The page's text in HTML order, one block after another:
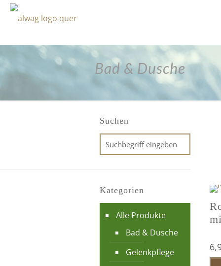
Bad & Dusche
Suchen
Kategorien
Alle Produkte
Bad & Dusche
Gelenkpflege